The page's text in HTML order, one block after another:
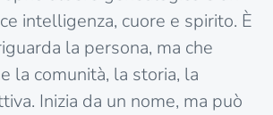
intelligenza, cuore e spirito. È
la persona, ma che
la comunità, la storia, la
Inizia da un nome, ma può